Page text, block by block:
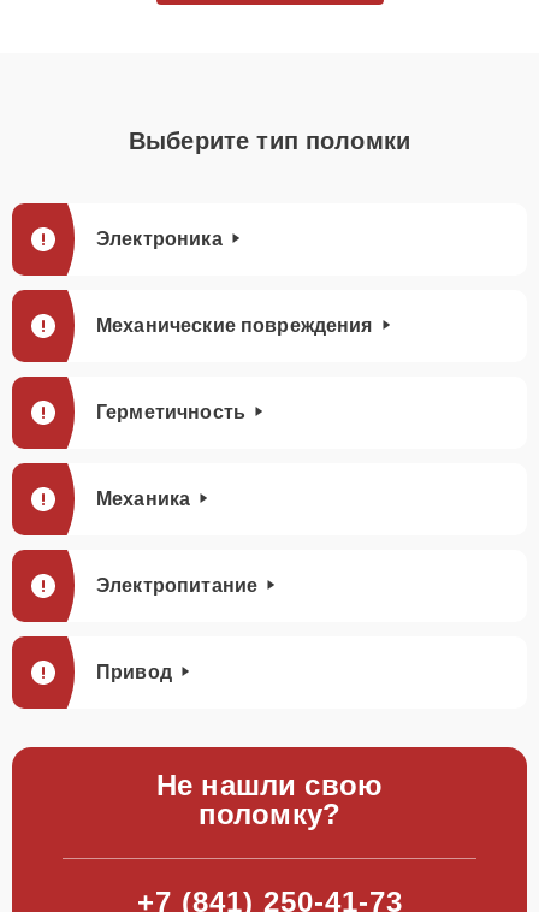
Выберите тип поломки
Электроника
Механические повреждения
Герметичность
Механика
Электропитание
Привод
Не нашли свою
поломку?
+7 (841) 250-41-73